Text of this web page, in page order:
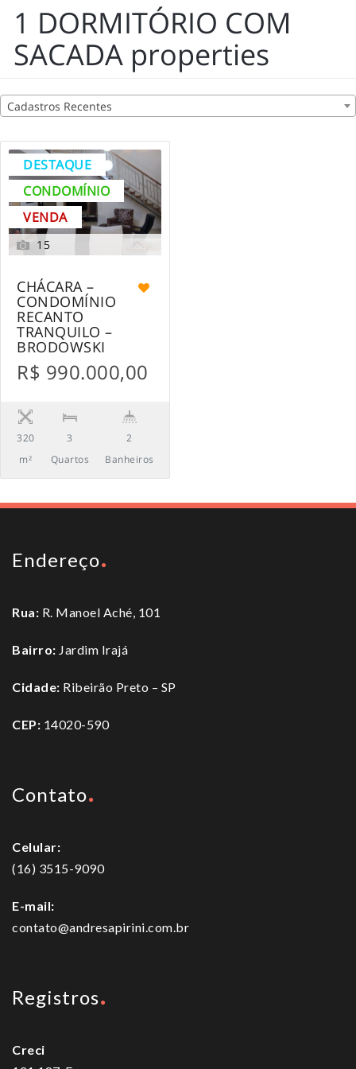
1 DORMITÓRIO COM
SACADA properties
Cadastros Recentes
DESTAQUE
CONDOMÍNIO
VENDA
15
CHÁCARA –
CONDOMÍNIO
RECANTO
TRANQUILO –
BRODOWSKI
R$ 990.000,00
320
m²
3
Quartos
2
Banheiros
Endereço
Rua: R. Manoel Aché, 101
Bairro: Jardim Irajá
Cidade: Ribeirão Preto – SP
CEP: 14020-590
Contato
Celular:
(16) 3515-9090
E-mail:
contato@andresapirini.com.br
Registros
Creci